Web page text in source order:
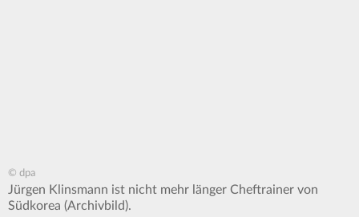
© dpa
Jürgen Klinsmann ist nicht mehr länger Cheftrainer von
Südkorea (Archivbild).